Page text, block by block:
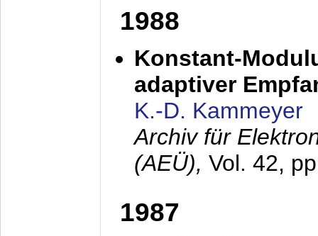
1988
Konstant-
adaptiver
K.-D. Kammeyer
Archiv für
(AEÜ), Vol. 42,
1987